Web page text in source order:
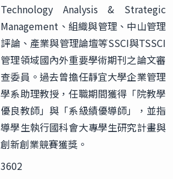
Technology Analysis & Strategic
Management、組織與管理、中山管理
評論、產業與管理論壇等SSCI與TSSCI
管理領域國內外重要學術期刊之論文審
查委員。過去曾擔任靜宜大學企業管理
學系助理教授，任職期間獲得「院教學
優良教師」與「系級績優導師」，並指
導學生執行國科會大專學生研究計畫與
創新創業競賽獲獎。
3602